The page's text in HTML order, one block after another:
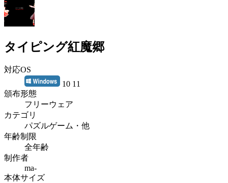
タイピング紅魔郷
対応OS
10 11
頒布形態
フリーウェア
カテゴリ
パズルゲーム・他
年齢制限
全年齢
制作者
ma-
本体サイズ